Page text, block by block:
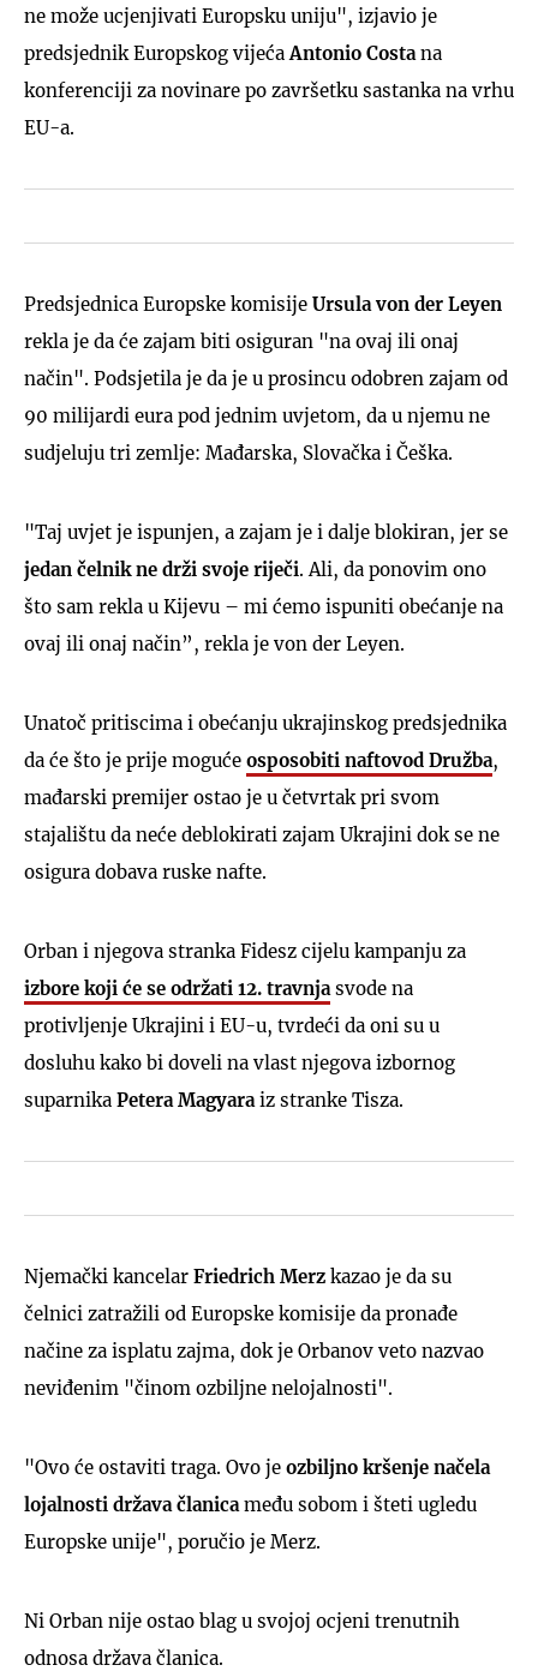
ne može ucjenjivati Europsku uniju", izjavio je
predsjednik Europskog vijeća Antonio Costa na
konferenciji za novinare po završetku sastanka na vrhu
EU-a.
Predsjednica Europske komisije Ursula von der Leyen
rekla je da će zajam biti osiguran "na ovaj ili onaj
način". Podsjetila je da je u prosincu odobren zajam od
90 milijardi eura pod jednim uvjetom, da u njemu ne
sudjeluju tri zemlje: Mađarska, Slovačka i Češka.
"Taj uvjet je ispunjen, a zajam je i dalje blokiran, jer se
jedan čelnik ne drži svoje riječi. Ali, da ponovim ono
što sam rekla u Kijevu – mi ćemo ispuniti obećanje na
ovaj ili onaj način”, rekla je von der Leyen.
Unatoč pritiscima i obećanju ukrajinskog predsjednika
da će što je prije moguće osposobiti naftovod Družba,
mađarski premijer ostao je u četvrtak pri svom
stajalištu da neće deblokirati zajam Ukrajini dok se ne
osigura dobava ruske nafte.
Orban i njegova stranka Fidesz cijelu kampanju za
izbore koji će se održati 12. travnja svode na
protivljenje Ukrajini i EU-u, tvrdeći da oni su u
dosluhu kako bi doveli na vlast njegova izbornog
suparnika Petera Magyara iz stranke Tisza.
Njemački kancelar Friedrich Merz kazao je da su
čelnici zatražili od Europske komisije da pronađe
načine za isplatu zajma, dok je Orbanov veto nazvao
neviđenim "činom ozbiljne nelojalnosti".
"Ovo će ostaviti traga. Ovo je ozbiljno kršenje načela
lojalnosti država članica među sobom i šteti ugledu
Europske unije", poručio je Merz.
Ni Orban nije ostao blag u svojoj ocjeni trenutnih
odnosa država članica.